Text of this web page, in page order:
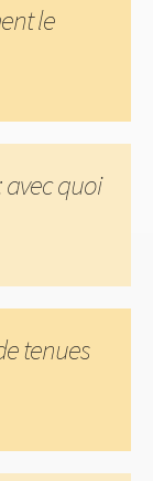
le
quoi
tenues